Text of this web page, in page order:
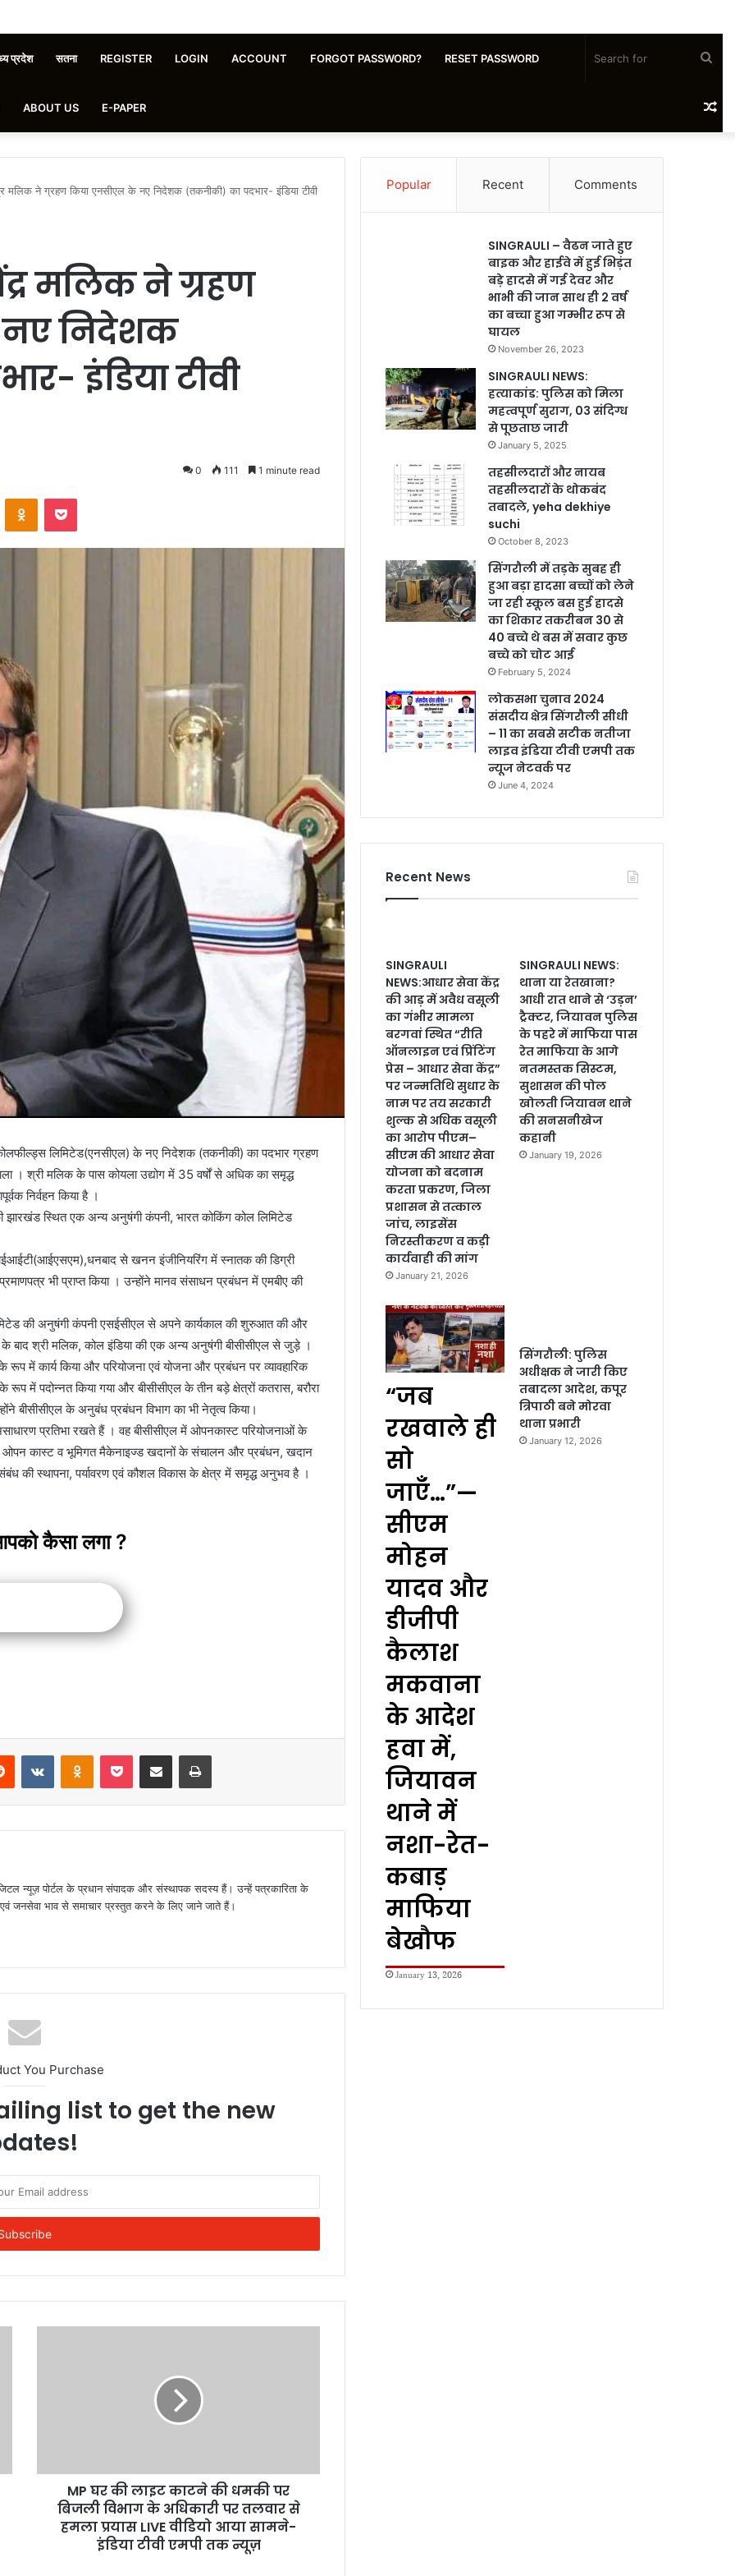
प्रदेश सतना REGISTER LOGIN ACCOUNT FORGOT PASSWORD? RESET PASSWORD
ABOUT US E-PAPER for
मलिक ने ग्रहण किया एनसीएल के नए निदेशक (तकनीकी) का पदभार- इंडिया टीवी
मलिक ने ग्रहण
निदेशक
इंडिया टीवी
0 111 1 minute read
Odnoklassniki
Pocket
लिमिटेड(एनसीएल) के नए निदेशक (तकनीकी) का पदभार ग्रहण
। श्री मलिक के पास कोयला उद्योग में 35 वर्षों से अधिक का समृद्ध
निर्वहन किया है ।
झारखंड स्थित एक अन्य अनुषंगी कंपनी, भारत कोकिंग कोल लिमिटेड
से खनन इंजीनियरिंग में स्नातक की डिग्री
भी प्राप्त किया । उन्होंने मानव संसाधन प्रबंधन में एमबीए की
की अनुषंगी कंपनी एसईसीएल से अपने कार्यकाल की शुरुआत की और
के बाद श्री मलिक, कोल इंडिया की एक अन्य अनुषंगी बीसीसीएल से जुड़े ।
में कार्य किया और परियोजना एवं योजना और प्रबंधन पर व्यावहारिक
में पदोन्नत किया गया और बीसीसीएल के तीन बड़े क्षेत्रों कतरास, बरौरा
बीसीसीएल के अनुबंध प्रबंधन विभाग का भी नेतृत्व किया।
प्रतिभा रखते हैं । वह बीसीसीएल में ओपनकास्ट परियोजनाओं के
ओपन कास्ट व भूमिगत मैकेनाइज्ड खदानों के संचालन और प्रबंधन, खदान
की स्थापना, पर्यावरण एवं कौशल विकास के क्षेत्र में समृद्ध अनुभव है ।
कैसा लगा ?
Reddit VKontakteOdnoklassniki
Pocket Share via Email Print
न्यूज़ पोर्टल के प्रधान संपादक और संस्थापक सदस्य हैं। उन्हें पत्रकारिता के
एवं जनसेवा भाव से समाचार प्रस्तुत करने के लिए जाने जाते हैं।
You Purchase
list to get the new
MP घर की लाइट काटने की धमकी पर
बिजली विभाग के अधिकारी पर तलवार से
हमला प्रयास LIVE वीडियो आया सामने-
इंडिया टीवी एमपी तक न्यूज़
Popular Recent Comments
SINGRAULI – वैढन जाते हुए
बाइक और हाईवे में हुई भिड़ंत
बड़े हादसे में गई देवर और
भाभी की जान साथ ही 2 वर्ष
का बच्चा हुआ गम्भीर रूप से
घायल
November 26, 2023
SINGRAULI NEWS:
हत्याकांड: पुलिस को मिला
महत्वपूर्ण सुराग, 03 संदिग्ध
से पूछताछ जारी
January 5, 2025
तहसीलदारों और नायब
तहसीलदारों के थोकबंद
तबादले, yeha dekhiye
suchi
October 8, 2023
सिंगरौली में तड़के सुबह ही
हुआ बड़ा हादसा बच्चों को लेने
जा रही स्कूल बस हुई हादसे
का शिकार तकरीबन 30 से
40 बच्चे थे बस में सवार कुछ
बच्चे को चोट आई
February 5, 2024
लोकसभा चुनाव 2024
संसदीय क्षेत्र सिंगरौली सीधी
– 11 का सबसे सटीक नतीजा
लाइव इंडिया टीवी एमपी तक
न्यूज नेटवर्क पर
June 4, 2024
Recent News
SINGRAULI
NEWS:आधार सेवा केंद्र
की आड़ में अवैध वसूली
का गंभीर मामला
बरगवां स्थित “रीति
ऑनलाइन एवं प्रिंटिंग
प्रेस – आधार सेवा केंद्र”
पर जन्मतिथि सुधार के
नाम पर तय सरकारी
शुल्क से अधिक वसूली
का आरोप पीएम–
सीएम की आधार सेवा
योजना को बदनाम
करता प्रकरण, जिला
प्रशासन से तत्काल
जांच, लाइसेंस
निरस्तीकरण व कड़ी
कार्यवाही की मांग
January 21, 2026
SINGRAULI NEWS:
थाना या रेतखाना?
आधी रात थाने से ‘उड़न’
ट्रैक्टर, जियावन पुलिस
के पहरे में माफिया पास
रेत माफिया के आगे
नतमस्तक सिस्टम,
सुशासन की पोल
खोलती जियावन थाने
की सनसनीखेज
कहानी
January 19, 2026
“जब
रखवाले ही
सो
जाएँ…”—
सीएम
मोहन
यादव और
डीजीपी
कैलाश
मकवाना
के आदेश
हवा में,
जियावन
थाने में
नशा-रेत-
कबाड़
माफिया
बेखौफ
January 13, 2026
सिंगरौली: पुलिस
अधीक्षक ने जारी किए
तबादला आदेश, कपूर
त्रिपाठी बने मोरवा
थाना प्रभारी
January 12, 2026